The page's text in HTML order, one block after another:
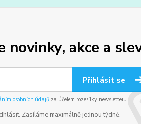
novinky, akce a
Přihlásit se
osobních údajů za účelem rozesílky newsletteru.
Zasíláme maximálně jednou týdně.